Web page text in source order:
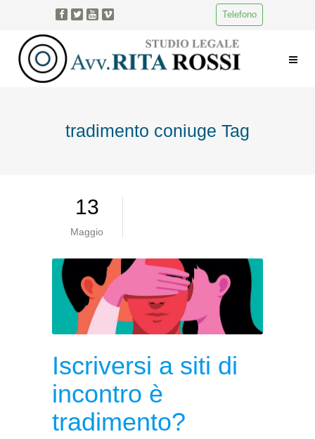
Telefono
tradimento coniuge Tag
13
Maggio
Iscriversi a siti di
incontro è
tradimento?